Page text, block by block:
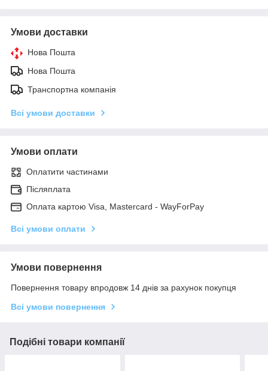
Умови доставки
Нова Пошта
Нова Пошта
Транспортна компанія
Всі умови доставки
Умови оплати
Оплатити частинами
Післяплата
Оплата картою Visa, Mastercard - WayForPay
Всі умови оплати
Умови повернення
Повернення товару впродовж 14 днів за рахунок покупця
Всі умови повернення
Подібні товари компанії